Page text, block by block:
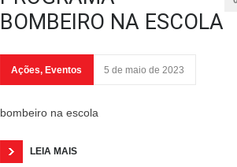
BOMBEIRO NA ESCOLA
Ações, Eventos 5 de maio de 2023
bombeiro na escola
LEIA MAIS